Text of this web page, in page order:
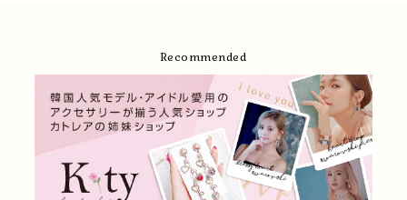
Recommended